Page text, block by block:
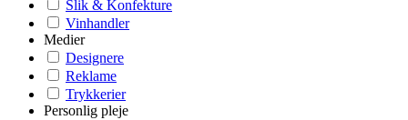
Slik & Konfekture
Vinhandler
Medier
Designere
Reklame
Trykkerier
Personlig pleje